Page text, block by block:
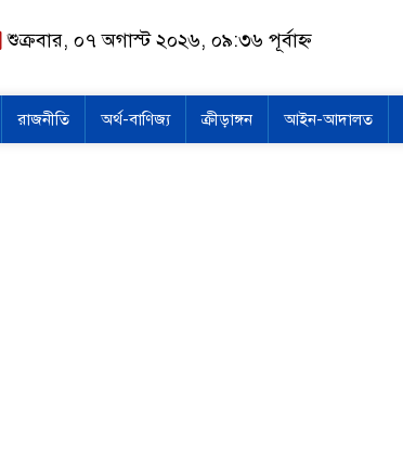
শুক্রবার, ০৭ অগাস্ট ২০২৬, ০৯:৩৬ পূর্বাহ্ন
রাজনীতি অর্থ-বাণিজ্য ক্রীড়াঙ্গন আইন-আদালত